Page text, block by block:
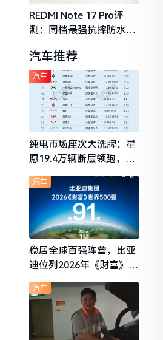
REDMI Note 17 Pro评
测：同档最强抗摔防水，
守门员
汽车推荐
纯电市场座次大洗牌：星
愿19.4万辆断层领跑，理
想i6成最强黑马
汽车
稳居全球百强阵营，比亚
迪位列2026年《财富》世
汽车
汽车